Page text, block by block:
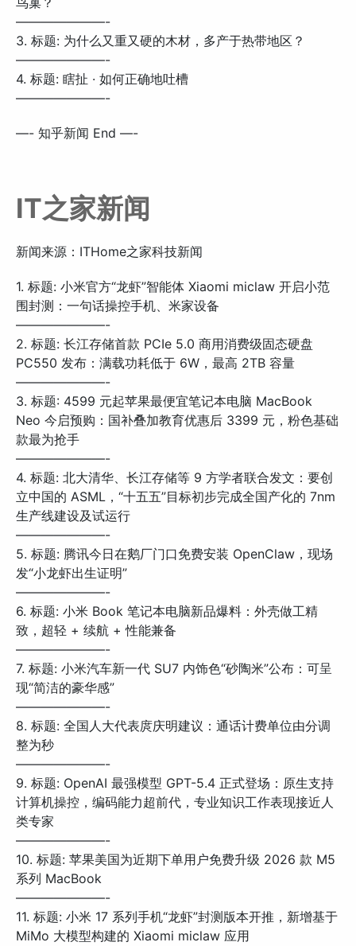
———————-
3. 标题: 为什么又重又硬的木材，多产于热带地区？
———————-
4. 标题: 瞎扯 · 如何正确地吐槽
———————-
—- 知乎新闻 End —-
IT之家新闻
新闻来源：ITHome之家科技新闻
1. 标题: 小米官方“龙虾”智能体 Xiaomi miclaw 开启小范
围封测：一句话操控手机、米家设备
———————-
2. 标题: 长江存储首款 PCIe 5.0 商用消费级固态硬盘
PC550 发布：满载功耗低于 6W，最高 2TB 容量
———————-
3. 标题: 4599 元起苹果最便宜笔记本电脑 MacBook
Neo 今启预购：国补叠加教育优惠后 3399 元，粉色基础
款最为抢手
———————-
4. 标题: 北大清华、长江存储等 9 方学者联合发文：要创
立中国的 ASML，“十五五”目标初步完成全国产化的 7nm
生产线建设及试运行
———————-
5. 标题: 腾讯今日在鹅厂门口免费安装 OpenClaw，现场
发“小龙虾出生证明”
———————-
6. 标题: 小米 Book 笔记本电脑新品爆料：外壳做工精
致，超轻 + 续航 + 性能兼备
———————-
7. 标题: 小米汽车新一代 SU7 内饰色“砂陶米”公布：可呈
现“简洁的豪华感”
———————-
8. 标题: 全国人大代表庹庆明建议：通话计费单位由分调
整为秒
———————-
9. 标题: OpenAI 最强模型 GPT-5.4 正式登场：原生支持
计算机操控，编码能力超前代，专业知识工作表现接近人
类专家
———————-
10. 标题: 苹果美国为近期下单用户免费升级 2026 款 M5
系列 MacBook
———————-
11. 标题: 小米 17 系列手机“龙虾”封测版本开推，新增基于
MiMo 大模型构建的 Xiaomi miclaw 应用